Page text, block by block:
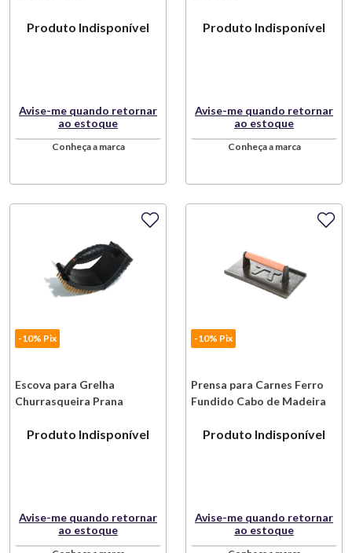
Produto Indisponível
Avise-me quando retornar
ao estoque
Conheça a marca
Produto Indisponível
Avise-me quando retornar
ao estoque
Conheça a marca
-10% Pix
Escova para Grelha
Churrasqueira Prana
Produto Indisponível
Avise-me quando retornar
ao estoque
-10% Pix
Prensa para Carnes Ferro
Fundido Cabo de Madeira
Produto Indisponível
Avise-me quando retornar
ao estoque